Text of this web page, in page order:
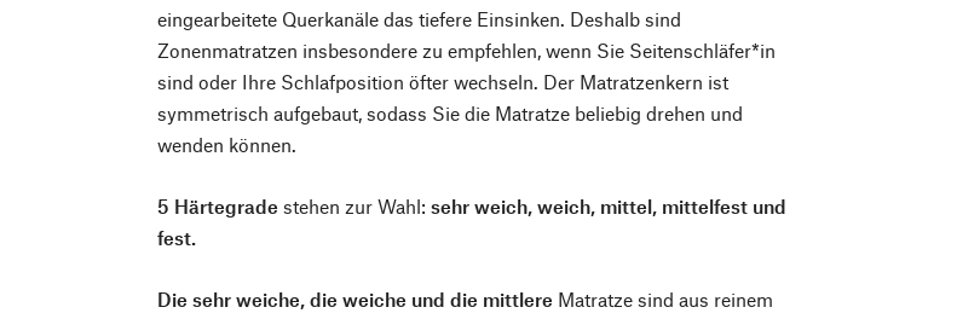
eingearbeitete Querkanäle das tiefere Einsinken. Deshalb sind
Zonenmatratzen insbesondere zu empfehlen, wenn Sie Seitenschläfer*in
sind oder Ihre Schlafposition öfter wechseln. Der Matratzenkern ist
symmetrisch aufgebaut, sodass Sie die Matratze beliebig drehen und
wenden können.
5 Härtegrade stehen zur Wahl:sehr weich, weich, mittel, mittelfest und
fest.
Die sehr weiche, die weiche und die mittlere Matratze sind aus reinem